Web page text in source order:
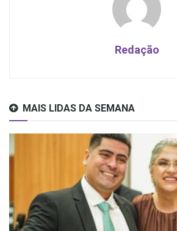
Redação
MAIS LIDAS DA SEMANA